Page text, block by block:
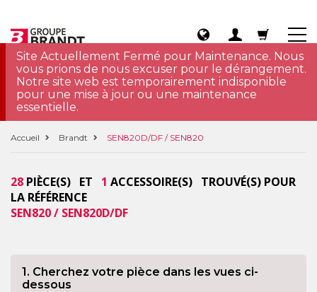
Site Actuellement Fermé pour Maintenance. Nous
vous prions de nous excuser pour le dérangement.
Notre site web est temporairement indisponible
pour une mise à jour ou une maintenance
essentielle.
Accueil Brandt SEN820D/DF / SEN820
28 PIÈCE(S) ET 1 ACCESSOIRE(S) TROUVÉ(S) POUR
LA RÉFÉRENCE
SEN820 / SEN820D/DF
1. Cherchez votre pièce dans les vues ci-
dessous